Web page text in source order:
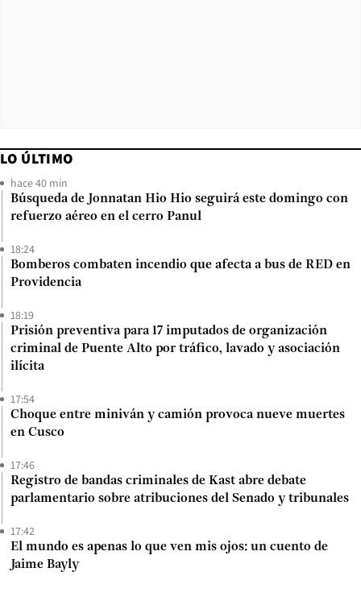
LO ÚLTIMO
hace 40 min
Búsqueda de Jonnatan Hio Hio seguirá este domingo con
refuerzo aéreo en el cerro Panul
18:24
Bomberos combaten incendio que afecta a bus de RED en
Providencia
18:19
Prisión preventiva para 17 imputados de organización
criminal de Puente Alto por tráfico, lavado y asociación
ilícita
17:54
Choque entre miniván y camión provoca nueve muertes
en Cusco
17:46
Registro de bandas criminales de Kast abre debate
parlamentario sobre atribuciones del Senado y tribunales
17:42
El mundo es apenas lo que ven mis ojos: un cuento de
Jaime Bayly